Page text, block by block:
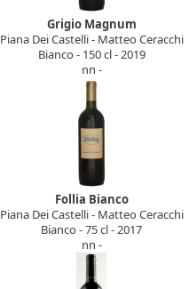
Grigio Magnum
Piana Dei Castelli - Matteo Ceracchi
Bianco - 150 cl - 2019
nn -
Follia Bianco
Piana Dei Castelli - Matteo Ceracchi
Bianco - 75 cl - 2017
nn -